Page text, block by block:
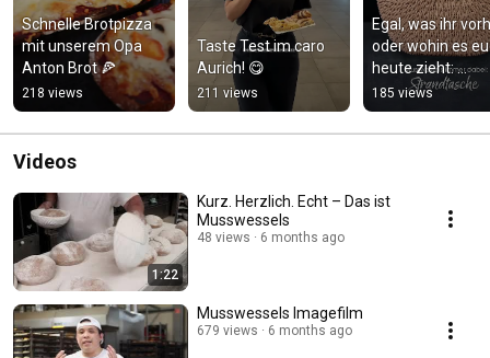
Schnelle Brotpizza
mit unserem Opa
Anton Brot 🍕
218 views
Taste Test im caro
Aurich! 😋
211 views
Egal, was ihr
oder wohin es
heute zieht:
Musswessels ist
immer dabei. 🛍
185 views
Videos
1:22
Kurz. Herzlich. Echt – Das ist
Musswessels
48 views 6 months ago
Musswessels Imagefilm
679 views 6 months ago